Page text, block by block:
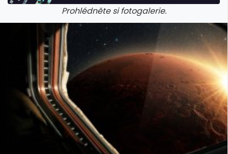
Prohlédněte si fotogalerie.